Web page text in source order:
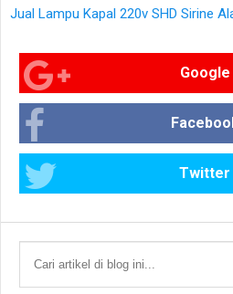
Jual Lampu Kapal 220v SHD Sirine
Google
Twitter